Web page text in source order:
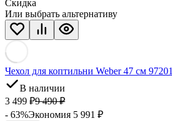
Скидка
Или выбрать альтернативу
Чехол для коптильни Weber 47 см 97201
В наличии
3 499 ₽9 490 ₽
- 63%Экономия 5 991 ₽